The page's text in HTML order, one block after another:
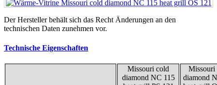
Der Hersteller behält sich das Recht Änderungen an den
technischen Daten zunehmen vor.
Technische Eigenschaften
Missouri cold
diamond NC 115
Missouri
diamond